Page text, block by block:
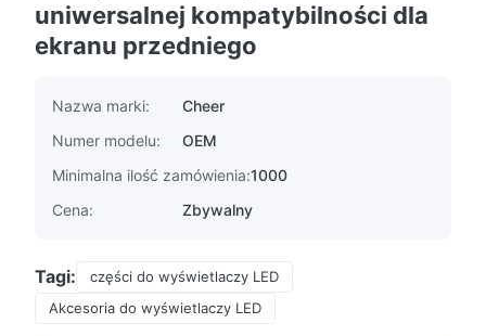
uniwersalnej kompatybilności dla
ekranu przedniego
Nazwa marki:
Cheer
Numer modelu:
OEM
Minimalna ilość zamówienia:1000
Cena:
Zbywalny
Tagi:
części do wyświetlaczy LED
Akcesoria do wyświetlaczy LED